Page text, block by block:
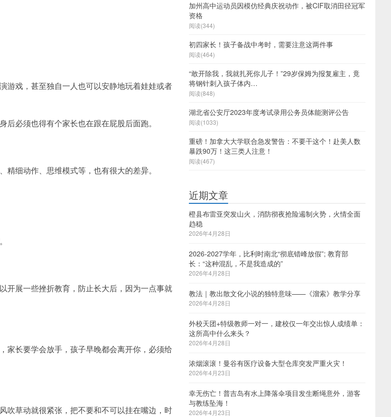
游戏，甚至独自一人也可以安静地玩着娃娃或者
必须也得有个家长也在跟在屁股后面跑。
细动作、思维模式等，也有很大的差异。
开展一些挫折教育，防止长大后，因为一点事就
家长要学会放手，孩子早晚都会离开你，必须给
吹草动就很紧张，把不要和不可以挂在嘴边，时
加州高中运动员因模仿经典庆祝动作，被CIF取消田径冠军
资格
阅读(344)
初四家长！孩子备战中考时，需要注意这两件事
阅读(464)
“敢开除我，我就扎死你儿子！”29岁保姆为报复雇主，竟
将钢针刺入孩子体内…
阅读(848)
湖北省公安厅2023年度考试录用公务员体能测评公告
阅读(1033)
重磅！加拿大大学联合急发警告：不要干这个！赴美人数
暴跌90万！这三类人注意！
阅读(467)
近期文章
橙县布雷亚突发山火，消防彻夜抢险遏制火势，火情全面
趋稳
2026年4月28日
2026-2027学年，比利时南北“彻底错峰放假”; 教育部
长：“这种混乱，不是我造成的”
2026年4月28日
教法｜教出散文化小说的独特意味——《溜索》教学分享
2026年4月28日
外校天团+特级教师一对一，建校仅一年交出惊人成绩单：
这所高中什么来头？
2026年4月28日
浓烟滚滚！曼谷有医疗设备大型仓库突发严重火灾！
2026年4月23日
幸无伤亡！普吉岛有水上降落伞项目发生断绳意外，游客
与教练坠海！
2026年4月23日